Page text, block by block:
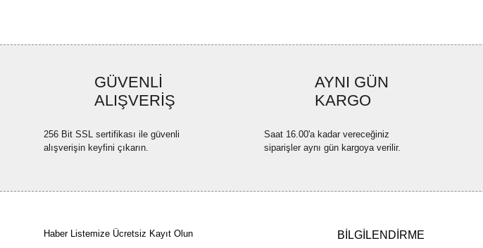
GÜVENLİ
ALIŞVERİŞ
256 Bit SSL sertifikası ile güvenli
alışverişin keyfini çıkarın.
AYNI GÜN
KARGO
Saat 16.00'a kadar vereceğiniz
siparişler aynı gün kargoya verilir.
Haber Listemize Ücretsiz Kayıt Olun BİLGİLENDİRME